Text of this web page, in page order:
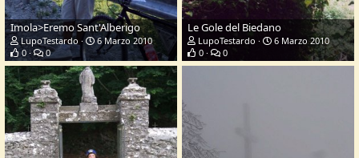
Imola>Eremo Sant'Alberigo
LupoTestardo
6 Marzo 2010
0
0
Le Gole del Biedano
LupoTestardo
6 Marzo 2010
0
0